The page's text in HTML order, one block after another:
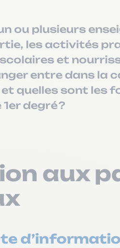
ou plusieurs
les activités
et
entre dans la
quelles sont les
degré ?
aux